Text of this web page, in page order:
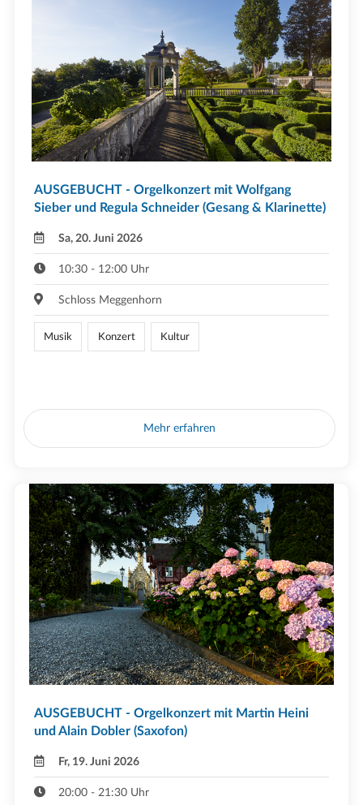
AUSGEBUCHT - Orgelkonzert mit Wolfgang
Sieber und Regula Schneider (Gesang & Klarinette)
Sa, 20. Juni 2026
10:30 - 12:00 Uhr
Schloss Meggenhorn
Musik Konzert Kultur
Mehr erfahren
AUSGEBUCHT - Orgelkonzert mit Martin Heini
und Alain Dobler (Saxofon)
Fr, 19. Juni 2026
20:00 - 21:30 Uhr